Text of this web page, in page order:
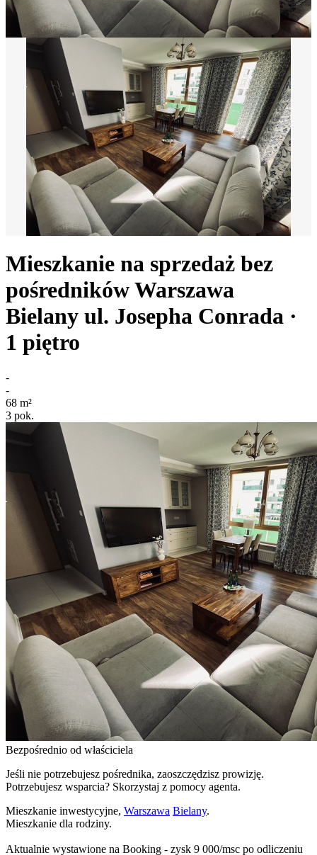
Mieszkanie na sprzedaż bez
pośrednikówWarszawa
Bielany ul. Josepha Conrada ·
1 piętro
-
-
68 m²
3 pok.
Bezpośrednio od właściciela
Jeśli nie potrzebujesz pośrednika, zaoszczędzisz prowizję.
Potrzebujesz wsparcia? Skorzystaj z pomocy agenta.
Mieszkanie inwestycyjne, Warszawa Bielany.
Mieszkanie dla rodziny.
Aktualnie wystawione na Booking - zysk 9 000/msc po odliczeniu